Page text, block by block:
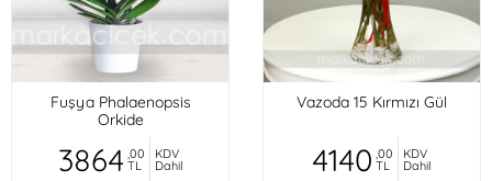
Fuşya Phalaenopsis
Orkide
3864 ,00
TL
KDV
Dahil
Vazoda 15 Kırmızı Gül
4140 ,00
TL
KDV
Dahil